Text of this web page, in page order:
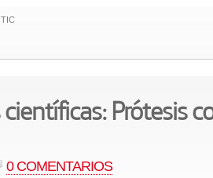
TIC
Prótesis
0 COMENTARIOS